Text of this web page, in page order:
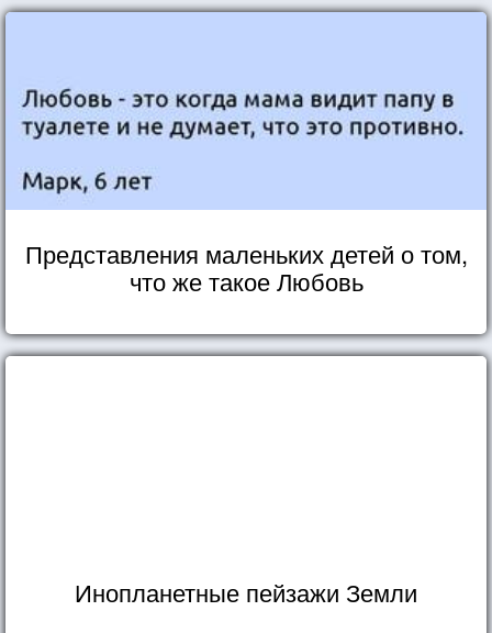
Представления маленьких детей о том,
что же такое Любовь
Инопланетные пейзажи Земли